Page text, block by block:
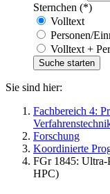
Sternchen (*)
Volltext
Personen/
Volltext +
Sie sind hier:
Fachbereich 4:
Forschung
Koordinierte
FGr 1845: Ultra-
HPC)